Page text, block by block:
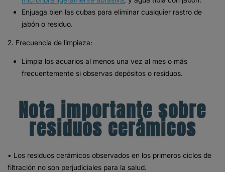
Enjuaga bien las cubas para eliminar cualquier rastro de
jabón o residuo.
2. Frecuencia de limpieza:
Limpia los acuarios al menos una vez al mes o más
frecuentemente si observas depósitos o residuos.
Nota importante sobre
residuos cerámicos
• Los residuos cerámicos observados en los primeros ciclos de
filtración no son perjudiciales para la salud.